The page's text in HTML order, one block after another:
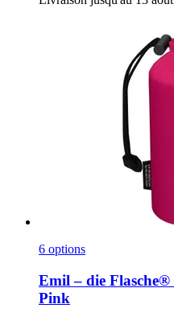
6 options
Emil – die Flasche®
Pink